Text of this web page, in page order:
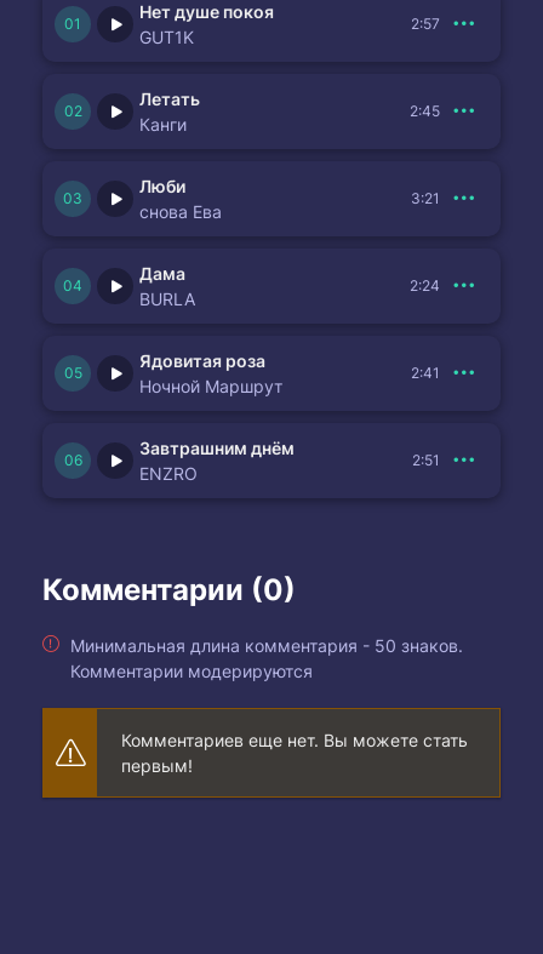
Нет душе покоя
GUT1K
2:57
Летать
Канги
2:45
Люби
снова Ева
3:21
Дама
BURLA
2:24
Ядовитая роза
Ночной Маршрут
2:41
Завтрашним днём
ENZRO
2:51
Комментарии (0)
Минимальная длина комментария - 50 знаков.
Комментарии модерируются
Комментариев еще нет. Вы можете стать
первым!